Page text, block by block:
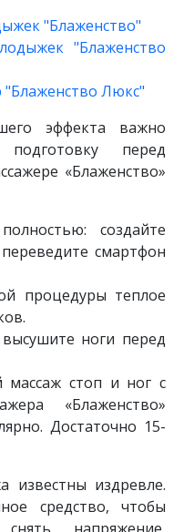
"Блаженство"
"Блаженство
"Блаженство Люкс"
эффекта важно
перед
«Блаженство»
создайте
смартфон
процедуры теплое
ноги перед
массаж стоп и ног с
«Блаженство»
Достаточно 15-
известны издревле.
средство, чтобы